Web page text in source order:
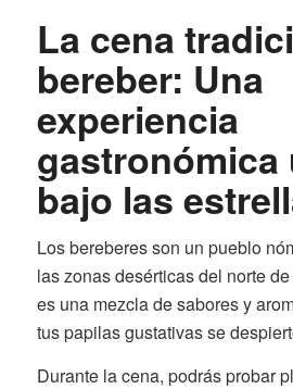
La cena
bereber: Una
experiencia
gastronómica
bajo las
Los bereberes son un pueblo
las zonas desérticas del norte
es una mezcla de sabores y
tus papilas gustativas se
Durante la cena, podrás probar